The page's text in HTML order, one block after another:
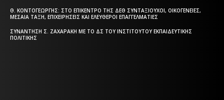
Θ. ΚΟΝΤΟΓΕΏΡΓΗΣ: ΣΤΟ ΕΠΊΚΕΝΤΡΟ ΤΗΣ ΔΕΘ ΣΥΝΤΑΞΙΟΎΧΟΙ, ΟΙΚΟΓΈΝΕΙΕΣ,
ΜΕΣΑΊΑ ΤΆΞΗ, ΕΠΙΧΕΙΡΉΣΕΙΣ ΚΑΙ ΕΛΕΎΘΕΡΟΙ ΕΠΑΓΓΕΛΜΑΤΊΕΣ
ΣΥΝΆΝΤΗΣΗ Σ. ΖΑΧΑΡΆΚΗ ΜΕ ΤΟ ΔΣ ΤΟΥ ΙΝΣΤΙΤΟΎΤΟΥ ΕΚΠΑΙΔΕΥΤΙΚΉΣ
ΠΟΛΙΤΙΚΉΣ